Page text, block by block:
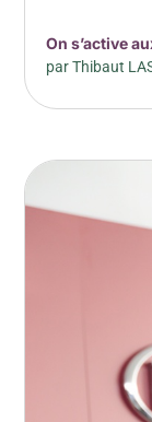
On s’active
parThibaut